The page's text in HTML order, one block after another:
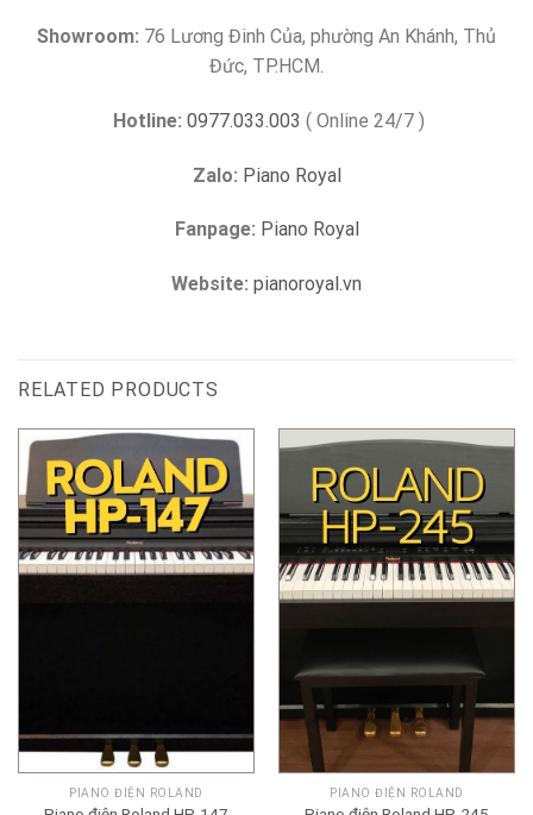
Showroom: 76 Lương Đinh Của, phường An Khánh, Thủ
Đức, TP.HCM.
Hotline: 0977.033.003 ( Online 24/7 )
Zalo: Piano Royal
Fanpage: Piano Royal
Website: pianoroyal.vn
RELATED PRODUCTS
PIANO ĐIỆN ROLAND PIANO ĐIỆN ROLAND